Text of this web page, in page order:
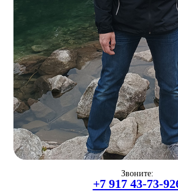
Звоните:
+7 917 43-73-